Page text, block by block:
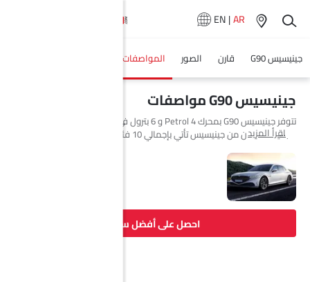
EN|AR
جينيسيس G90 قارن الصور المواصفات
جينيسيس G90 مواصفات
الجديدة سيدان من جينيسيس تأتي بإجمالي 10 فئة.
اقرأ المزيد
احصل على أفضل سعر